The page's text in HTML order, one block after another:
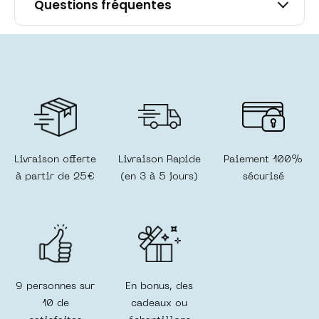
effort.
Ma crème mains ultra nourrissante
Sans effet collant, elle s’absorbe
rapidement et s’emmène partout.
Mon essuie mains et visage
velours de bambou rose, 46 x 30
cm, c’est un petit cocon de
place durant le transport,
remplaçant le carton de calage
dans l’emballage.
Ce coffret contient tout ce qu’il faut
Questions fréquentes
Livraison offerte
à partir de 25€
Livraison Rapide
(en 3 à 5 jours)
Paiement 100%
sécurisé
9 personnes sur
10 de
En bonus, des
cadeaux ou